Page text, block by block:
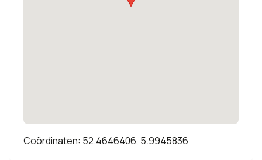
Coördinaten: 52.4646406, 5.9945836